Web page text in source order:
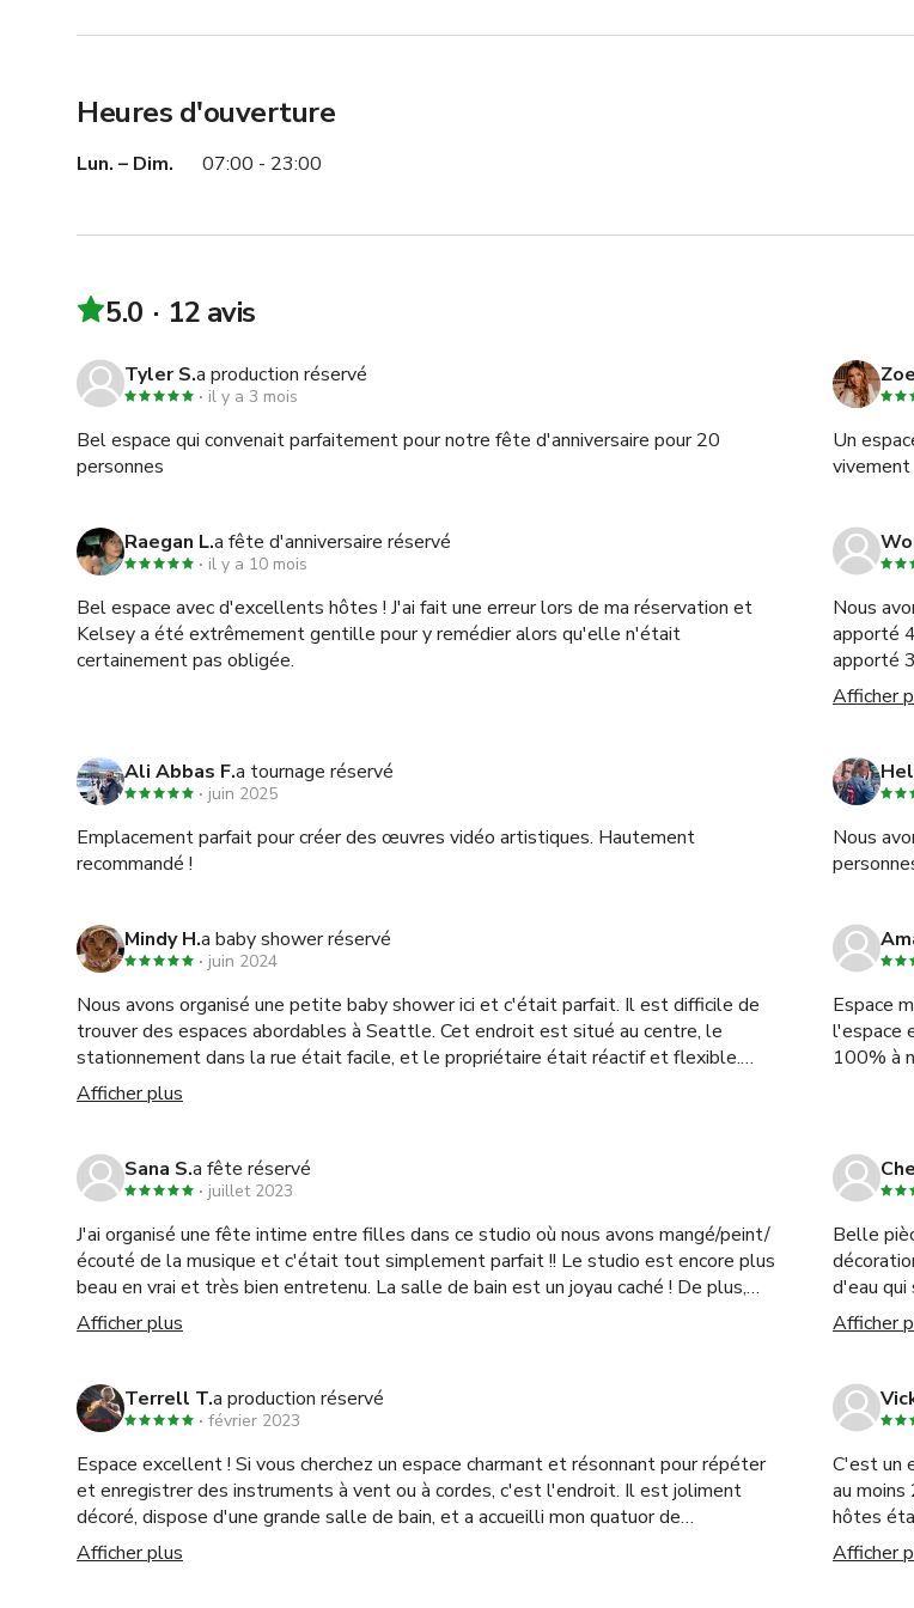
Heures d'ouverture
Lun. – Dim. 07:00 - 23:00
5.0 12 avis
Tyler S.a production réservé
il y a 3 mois
Bel espace qui convenait parfaitement pour notre fête d'anniversaire pour 20
personnes
Un
vivement
Raegan L.a fête d'anniversaire réservé
il y a 10 mois
Bel espace avec d'excellents hôtes ! J'ai fait une erreur lors de ma réservation et
Kelsey a été extrêmement gentille pour y remédier alors qu'elle n'était
certainement pas obligée.
Nous
apporté
apporté
passée.
Afficher
Ali Abbas F.a tournage réservé
juin 2025
Emplacement parfait pour créer des œuvres vidéo artistiques. Hautement
recommandé !
Nous
Mindy H.a baby shower réservé
juin 2024
Nous avons organisé une petite baby shower ici et c'était parfait. Il est difficile de
trouver des espaces abordables à Seattle. Cet endroit est situé au centre, le
stationnement dans la rue était facile, et le propriétaire était réactif et flexible.
L'espace avait tout ce dont nous avions besoin et la décoration est originale et
amusante. Merci !
Afficher plus
Espace
l'espace
100% à
Sana S.a fête réservé
juillet 2023
J'ai organisé une fête intime entre filles dans ce studio où nous avons mangé/peint/
écouté de la musique et c'était tout simplement parfait !! Le studio est encore plus
beau en vrai et très bien entretenu. La salle de bain est un joyau caché ! De plus,
l'hôte a eu la gentillesse de prêter une table pliante extra longue et des chaises
pour mes invités. Dans l'ensemble, mon expérience a été excellente ! Je
Afficher plus
Belle
d'eau
forts
:)
Afficher
Terrell T.a production réservé
février 2023
Espace excellent ! Si vous cherchez un espace charmant et résonnant pour répéter
et enregistrer des instruments à vent ou à cordes, c'est l'endroit. Il est joliment
décoré, dispose d'une grande salle de bain, et a accueilli mon quatuor de
saxophones et tout notre équipement très confortablement. Les photos ne
rendent pas justice à l'espace ! De plus, notre hôte était absolument adorable et
Afficher plus
C'est un
au
hôtes
faire
les rues. Je recommande de vérifier avec l'hôte si l'espace est loué au moment où
Afficher